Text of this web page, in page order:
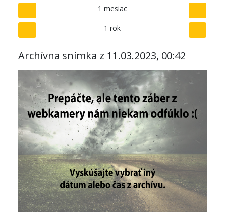
1 mesiac
1 rok
Archívna snímka z 11.03.2023, 00:42